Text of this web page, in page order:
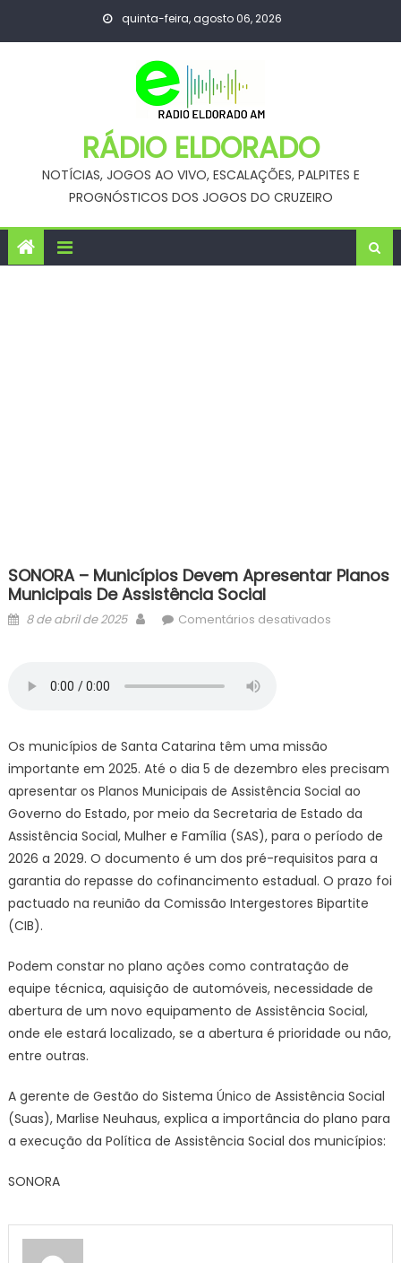
quinta-feira, agosto 06, 2026
RÁDIO ELDORADO
NOTÍCIAS, JOGOS AO VIVO, ESCALAÇÕES, PALPITES E
PROGNÓSTICOS DOS JOGOS DO CRUZEIRO
SONORA – Municípios Devem Apresentar Planos
Municipais De Assistência Social
Posted
8 de abril de 2025 AuthorComentários desativadosem
Municipais
de
Social
Os municípios de Santa Catarina têm uma missão
importante em 2025. Até o dia 5 de dezembro eles precisam
apresentar os Planos Municipais de Assistência Social ao
Governo do Estado, por meio da Secretaria de Estado da
Assistência Social, Mulher e Família (SAS), para o período de
2026 a 2029. O documento é um dos pré-requisitos para a
garantia do repasse do cofinancimento estadual. O prazo foi
pactuado na reunião da Comissão Intergestores Bipartite
(CIB).
Podem constar no plano ações como contratação de
equipe técnica, aquisição de automóveis, necessidade de
abertura de um novo equipamento de Assistência Social,
onde ele estará localizado, se a abertura é prioridade ou não,
entre outras.
A gerente de Gestão do Sistema Único de Assistência Social
(Suas), Marlise Neuhaus, explica a importância do plano para
a execução da Política de Assistência Social dos municípios:
SONORA